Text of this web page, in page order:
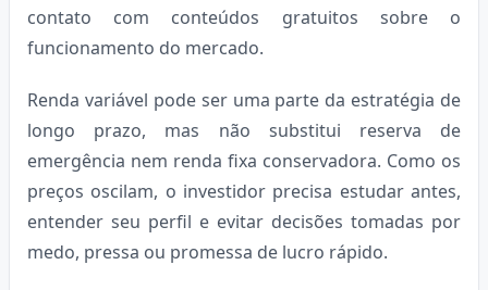
contato com conteúdos gratuitos sobre o
funcionamento do mercado.
Renda variável pode ser uma parte da estratégia de
longo prazo, mas não substitui reserva de
emergência nem renda fixa conservadora. Como os
preços oscilam, o investidor precisa estudar antes,
entender seu perfil e evitar decisões tomadas por
medo, pressa ou promessa de lucro rápido.